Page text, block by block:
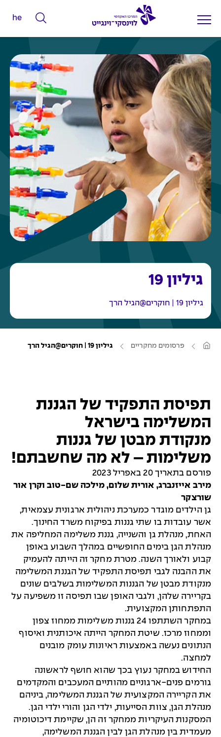
ה
ק
ד
י
י
ם
ל
ח
י
ו
he
גיליון 19
גיליון 19 | חוקרים@הגיל הרך
ע
מ
פרסומים מחקריים גיליון 19 | חוקרים@הגיל הרך
תפיסת התפקיד של הגננת
המשלימה בישראל
מנקודת מבטן של גננות
משלימות – לא מה שחשבתם!
פורסם בתאריך 20 באפריל 2023
מירב אייזנברג, אורית שלום, מילכה שם-טוב וקרן אור
שורצקר
גן הילדים מוגדר כמערכת ניהולית ארגונית עצמאית,
אשר עובדות בו שתי גננות בפיקוח משרד החינוך.
האחת, מנהלת גן והשנייה, גננת משלימה המחליפה את
מנהלת הגן בימים החופשיים במהלך השבוע באופן
קבוע ולאורך השנה. מטרת מחקר זה הייתה להעמיק
את ההבנה לגבי תפיסת התפקיד של הגננת המשלימה
מנקודת מבטן של הגננות המשלימות בשלבים שונים
בקריירה שלהן, ולגבי האופן שבו תפיסה זו משפיעה על
התפתחותן המקצועית.
במחקר השתתפו 24 גננות משלימות ממחוז צפון
וממחוז מרכז. שיטת המחקר הייתה איכותנית ואיסוף
הנתונים נעשה באמצעות ראיונות עומק מובנים
למחצה.
החידוש במחקר נעוץ בכך שהוא חושף לראשונה
גורמים פנים-ארגוניים מהותיים המעכבים והמקדמים
את הקריירה המקצועית של הגננת המשלימה, ביניהם
מנהלת הגן, צוות הסייעות, ילדי הגן והורי ילדי הגן.
המסקנות העיקריות ממחקר זה הן, שקיימת דיכוטומיה
מעמדית בין מנהלת הגן לבין הגננת המשלימה,